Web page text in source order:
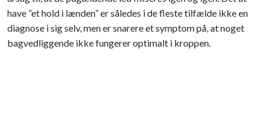
have ”et hold i lænden” er således i de fleste tilfælde ikke en
diagnose i sig selv, men er snarere et symptom på, at noget
bagvedliggende ikke fungerer optimalt i kroppen.